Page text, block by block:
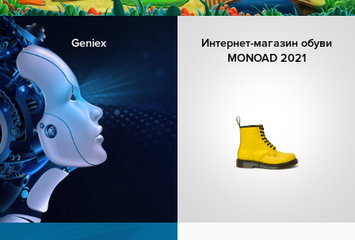
Geniex
Интернет-магазин обуви
MONOAD 2021